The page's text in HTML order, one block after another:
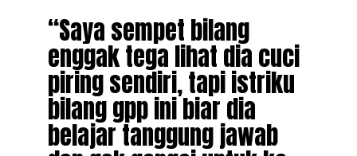
“Saya sempet bilang
enggak tega lihat dia cuci
piring sendiri, tapi istriku
bilang gpp ini biar dia
belajar tanggung jawab